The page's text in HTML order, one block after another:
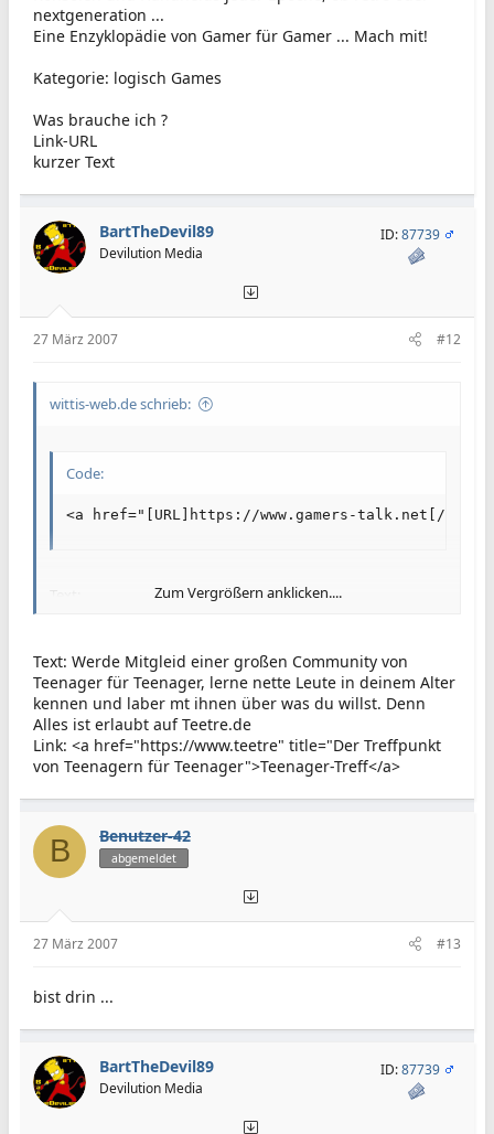
nextgeneration ...
Eine Enzyklopädie von Gamer für Gamer ... Mach mit!
Kategorie: logisch Games
Was brauche ich ?
Link-URL
kurzer Text
BartTheDevil89
Devilution Media
ID:87739
27 März 2007 #12
wittis-web.de schrieb:
Code:
<a href="[URL]https://www.gamers-talk.net[/
...
Eine Enzyklopädie von Gamer für Gamer ... Mach mit!
Kategorie: logisch Games
Was brauche ich ?
Link-URL
Zum Vergrößern anklicken....
Text: Werde Mitgleid einer großen Community von
Teenager für Teenager, lerne nette Leute in deinem Alter
kennen und laber mt ihnen über was du willst. Denn
Alles ist erlaubt auf Teetre.de
Link: <a href="https://www.teetre" title="Der Treffpunkt
von Teenagern für Teenager">Teenager-Treff</a>
B Benutzer-42
abgemeldet
27 März 2007 #13
bist drin ...
BartTheDevil89
Devilution Media
ID:87739